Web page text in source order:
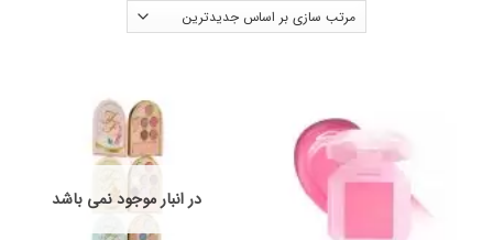
در انبار موجود نمی باشد